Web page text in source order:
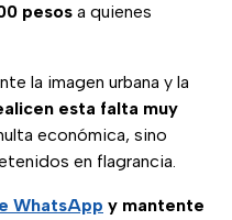
pesos a quienes
la imagen urbana y la
esta falta muy
económica, sino
en flagrancia.
WhatsApp y mantente